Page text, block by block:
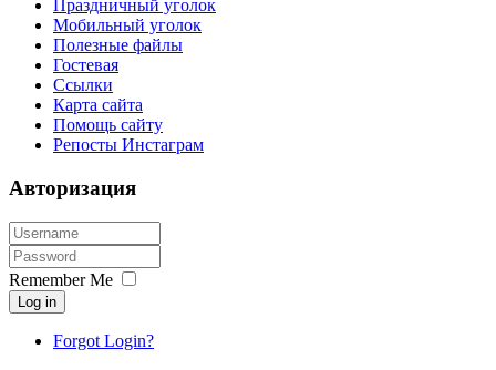
Праздничный уголок
Мобильный уголок
Полезные файлы
Гостевая
Ссылки
Карта сайта
Помощь сайту
Репосты Инстаграм
Авторизация
Remember Me
Log in
Forgot Login?